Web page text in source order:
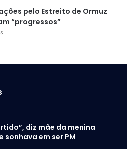
pelo Estreito de Ormuz
“progressos”
diz mãe da menina
em ser PM